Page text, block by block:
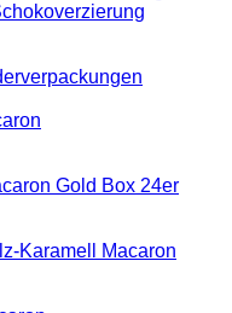
Gold Box 24er
Karamell Macaron